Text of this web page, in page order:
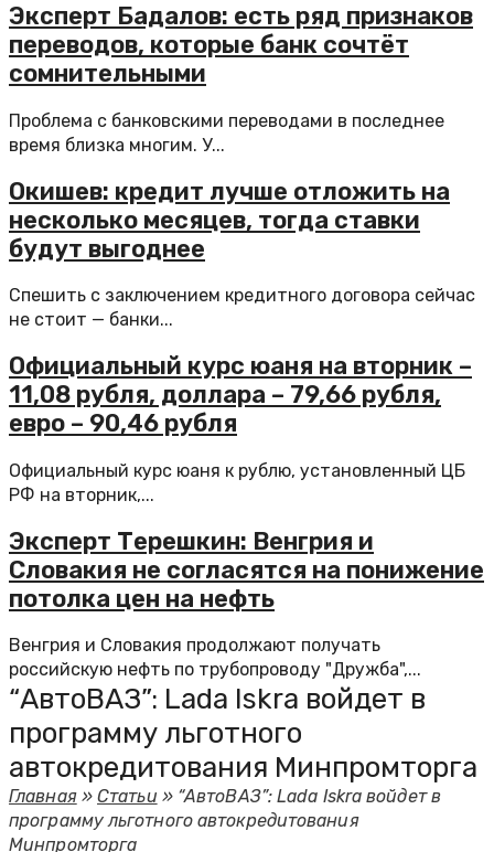
Эксперт Бадалов: есть ряд признаков
переводов, которые банк сочтёт
сомнительными
Проблема с банковскими переводами в последнее
время близка многим. У...
Окишев: кредит лучше отложить на
несколько месяцев, тогда ставки
будут выгоднее
Спешить с заключением кредитного договора сейчас
не стоит — банки...
Официальный курс юаня на вторник –
11,08 рубля, доллара – 79,66 рубля,
евро – 90,46 рубля
Официальный курс юаня к рублю, установленный ЦБ
РФ на вторник,...
Эксперт Терешкин: Венгрия и
Словакия не согласятся на понижение
потолка цен на нефть
Венгрия и Словакия продолжают получать
российскую нефть по трубопроводу "Дружба",...
“АвтоВАЗ”: Lada Iskra войдет в
программу льготного
автокредитования Минпромторга
Главная»Статьи » “АвтоВАЗ”: Lada Iskra войдет в
программу льготного автокредитования
Минпромторга